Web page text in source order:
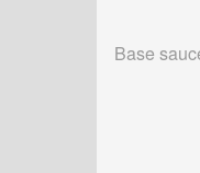
Base